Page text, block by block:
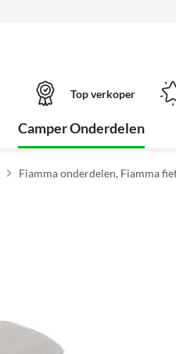
Top verkoper
Camper Onderdelen
Fiamma onderdelen, Fiamma